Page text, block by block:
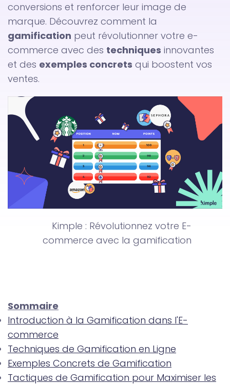
conversions et renforcer leur image de
marque. Découvrez comment la
gamification peut révolutionner votre e-
commerce avec des techniques innovantes
et des exemples concrets qui boostent vos
ventes.
Kimple : Révolutionnez votre E-
commerce avec la gamification
Sommaire
Introduction à la Gamification dans l'E-
commerce
Techniques de Gamification en Ligne
Exemples Concrets de Gamification
Tactiques de Gamification pour Maximiser les